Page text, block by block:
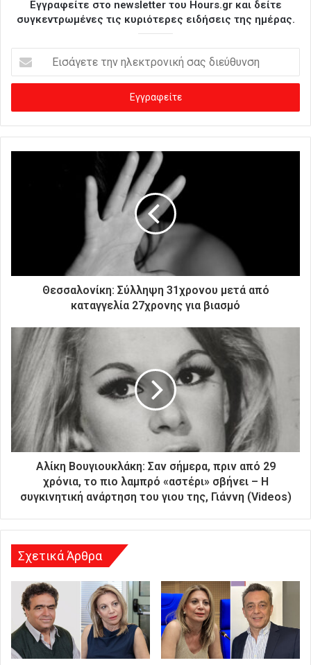
Εγγραφείτε στο newsletter του Hours.gr και δείτε
συγκεντρωμένες τις κυριότερες ειδήσεις της ημέρας.
σ
γ
ε
δ
ι
ε
σ
Θεσσαλονίκη: Σύλληψη 31χρονου μετά από
καταγγελία 27χρονης για βιασμό
Αλίκη Βουγιουκλάκη: Σαν σήμερα, πριν από 29
χρόνια, το πιο λαμπρό «αστέρι» σβήνει – Η
συγκινητική ανάρτηση του γιου της, Γιάννη (Videos)
Σχετικά Άρθρα